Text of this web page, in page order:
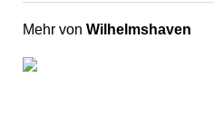
Mehr von Wilhelmshaven